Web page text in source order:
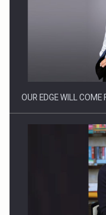
CEO Conference -
Webinar - Business
OUR EDGE WILL COME